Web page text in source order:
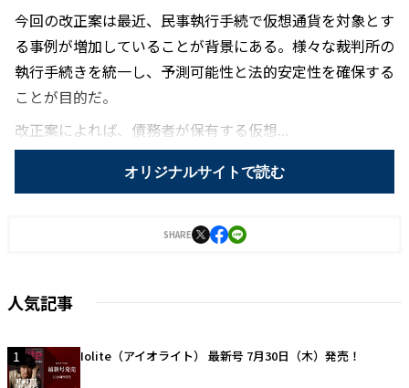
今回の改正案は最近、民事執行手続で仮想通貨を対象とす
る事例が増加していることが背景にある。様々な裁判所の
執行手続きを統一し、予測可能性と法的安定性を確保する
ことが目的だ。
改正案によれば、債務者が保有する仮想...
オリジナルサイトで読む
SHARE
人気記事
1 Iolite（アイオライト） 最新号 7月30日（木）発売！